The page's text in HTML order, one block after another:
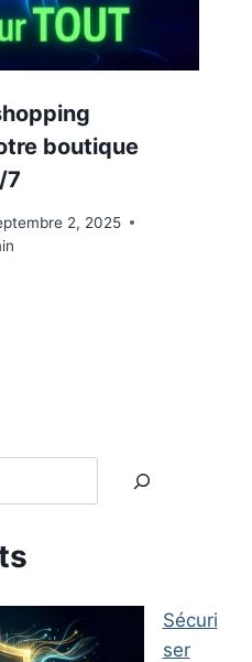
boutique
7
2, 2025
Sécuri
ser